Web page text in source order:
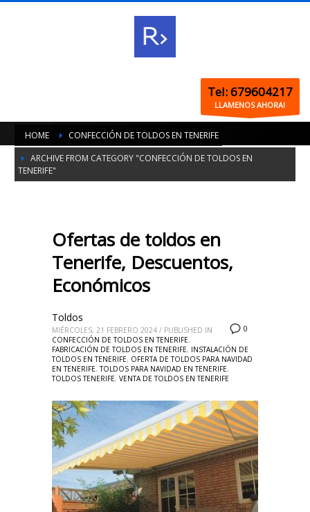
Tel: 679604217
LLAMENOS AHORA!
HOME
CONFECCIÓN DE TOLDOS EN TENERIFE
ARCHIVE FROM CATEGORY "CONFECCIÓN DE TOLDOS EN
TENERIFE"
Ofertas de toldos en
Tenerife, Descuentos,
Económicos
0
Toldos
MIÉRCOLES, 21 FEBRERO 2024 / PUBLISHED IN
CONFECCIÓN DE TOLDOS EN TENERIFE,
FABRICACIÓN DE TOLDOS EN TENERIFE, INSTALACIÓN DE
TOLDOS EN TENERIFE, OFERTA DE TOLDOS PARA NAVIDAD
EN TENERIFE,TOLDOS PARA NAVIDAD EN TENERIFE,
TOLDOS TENERIFE, VENTA DE TOLDOS EN TENERIFE